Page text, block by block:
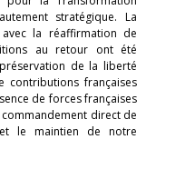
stratégique. La
la réaffirmation de
au retour ont été
de la liberté
contributions françaises
de forces françaises
direct de
le maintien de notre